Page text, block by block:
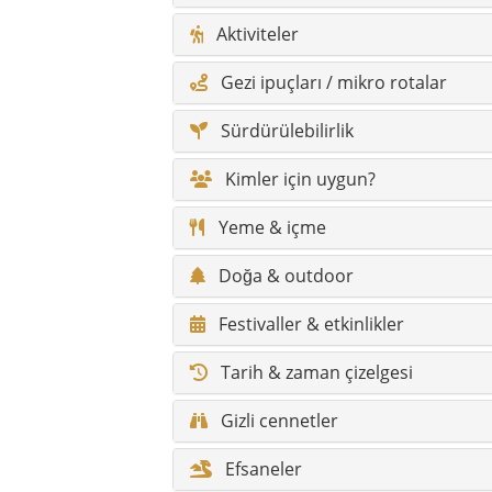
Festivaller & etkinlikler
Tarih & zaman çizelgesi
Gizli cennetler
Efsaneler
Söylenceler
İklim & en iyi gezi zamanı
Yürüyüş rotaları & doğa
Erişilebilirlik / konfor
Engelli gezginler için bilgiler
Fotoğraf noktaları